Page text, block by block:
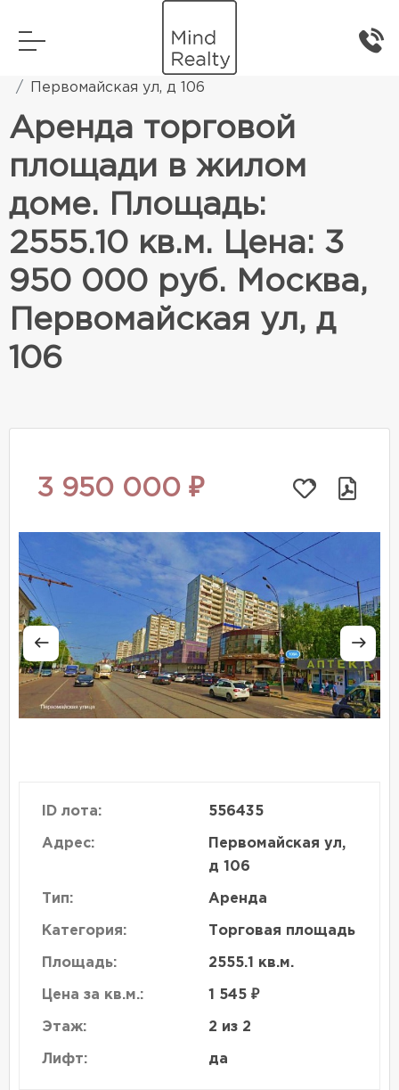
Коммерческая недвижимость
Первомайская ул, д 106
Аренда торговой
площади в жилом
доме. Площадь:
2555.10 кв.м. Цена: 3
950 000 руб. Москва,
Первомайская ул, д
106
3 950 000 ₽
ID лота: 556435
Адрес:
Первомайская ул,
д 106
Тип: Аренда
Категория: Торговая площадь
Площадь: 2555.1 кв.м.
Цена за кв.м.: 1 545 ₽
Этаж: 2 из 2
Лифт: да